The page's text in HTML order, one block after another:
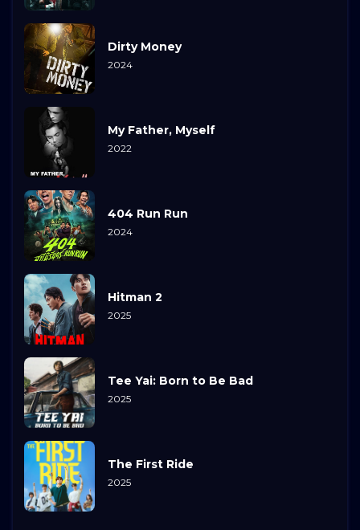
Dirty Money
2024
My Father, Myself
2022
404 Run Run
2024
Hitman 2
2025
Tee Yai: Born to Be Bad
2025
The First Ride
2025